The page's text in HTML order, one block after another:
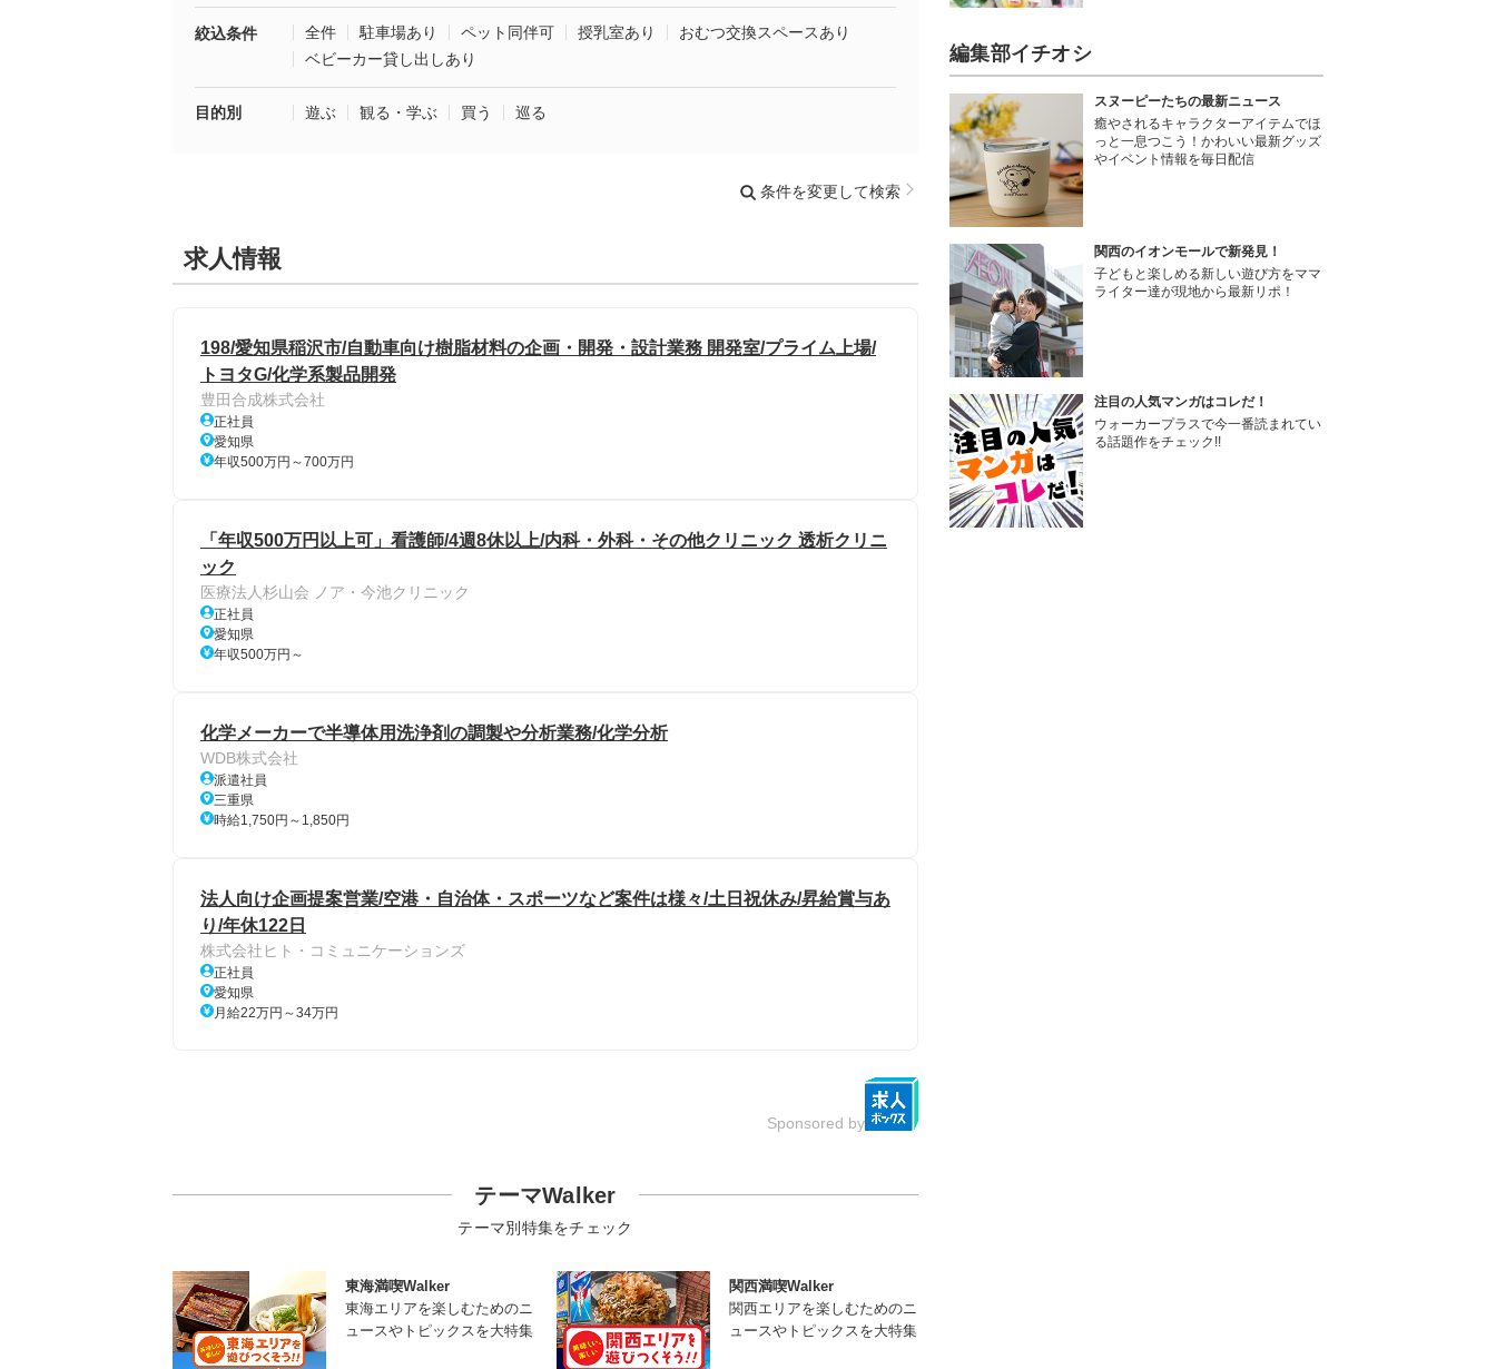
絞込条件 全件 駐車場あり ペット同伴可 授乳室あり
おむつ交換スペースあり
ベビーカー貸し出しあり
目的別 遊ぶ 観る・学ぶ 買う 巡る
条件を変更して検索
求人情報
198/愛知県稲沢市/自動車向け樹脂材料の企画・開発・設計業務 開発室/プライム上場/
トヨタG/化学系製品開発
豊田合成株式会社
正社員
愛知県
年収500万円～700万円
「年収500万円以上可」看護師/4週8休以上/内科・外科・その他クリニック 透析クリニ
ック
医療法人杉山会 ノア・今池クリニック
正社員
愛知県
年収500万円～
化学メーカーで半導体用洗浄剤の調製や分析業務/化学分析
WDB株式会社
派遣社員
三重県
時給1,750円～1,850円
法人向け企画提案営業/空港・自治体・スポーツなど案件は様々/土日祝休み/昇給賞与あ
り/年休122日
株式会社ヒト・コミュニケーションズ
正社員
愛知県
月給22万円～34万円
Sponsored by
テーマWalker
テーマ別特集をチェック
東海満喫Walker
東海エリアを楽しむためのニ
ュースやトピックスを大特集
関西満喫Walker
関西エリアを楽しむためのニ
ュースやトピックスを大特集
編集部イチオシ
スヌーピーたちの最新ニュース
癒やされるキャラクターアイテムでほ
っと一息つこう！かわいい最新グッズ
やイベント情報を毎日配信
関西のイオンモールで新発見！
子どもと楽しめる新しい遊び方をママ
ライター達が現地から最新リポ！
注目の人気マンガはコレだ！
ウォーカープラスで今一番読まれてい
る話題作をチェック!!